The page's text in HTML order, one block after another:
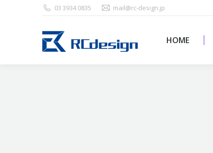
03 3934 0835 mail@rc-design.jp
HOME
HOME